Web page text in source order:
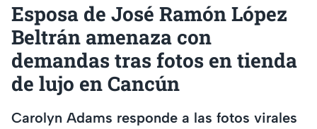
Esposa de José Ramón López
Beltrán amenaza con
demandas tras fotos en tienda
de lujo en Cancún
Carolyn Adams responde a las fotos virales